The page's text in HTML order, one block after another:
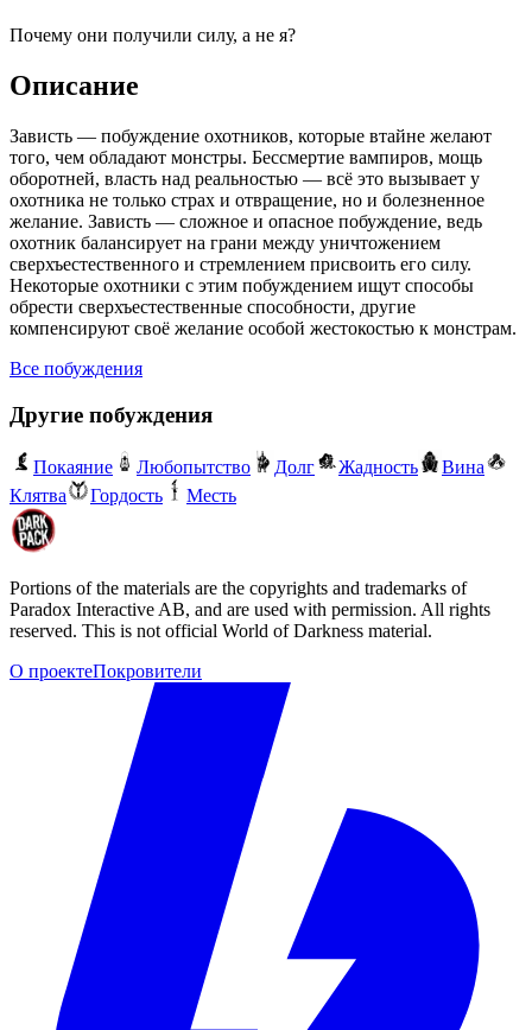
Почему они получили силу, а не я?
Описание
Зависть — побуждение охотников, которые втайне желают
того, чем обладают монстры. Бессмертие вампиров, мощь
оборотней, власть над реальностью — всё это вызывает у
охотника не только страх и отвращение, но и болезненное
желание. Зависть — сложное и опасное побуждение, ведь
охотник балансирует на грани между уничтожением
сверхъестественного и стремлением присвоить его силу.
Некоторые охотники с этим побуждением ищут способы
обрести сверхъестественные способности, другие
компенсируют своё желание особой жестокостью к монстрам.
Все побуждения
Другие побуждения
Покаяние Любопытство Долг Жадность
Вина
Клятва
Гордость Месть
Portions of the materials are the copyrights and trademarks of
Paradox Interactive AB, and are used with permission. All rights
reserved. This is not official World of Darkness material.
О проектеПокровители